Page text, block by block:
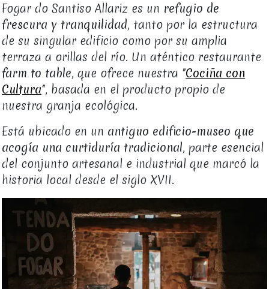
Fogar do Santiso Allariz es un refugio de
frescura y tranquilidad, tanto por la estructura
de su singular edificio como por su amplia
terraza a orillas del río. Un aténtico restaurante
farm to table, que ofrece nuestra "Cociña con
Cultura", basada en el producto propio de
nuestra granja ecológica.
Está ubicado en un antiguo edificio-museo que
acogía una curtiduría tradicional, parte esencial
del conjunto artesanal e industrial que marcó la
historia local desde el siglo XVII.